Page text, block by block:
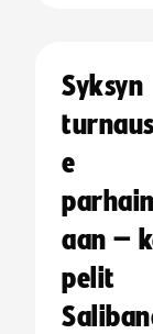
Syksyn
e
aan –
pelit